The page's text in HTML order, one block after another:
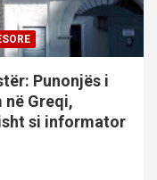
Punonjës i
në Greqi,
si informator